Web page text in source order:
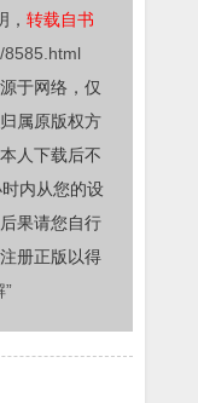
转载自书
8585.html
于网络，仅
属原版权方
人下载后不
内从您的设
果请您自行
册正版以得